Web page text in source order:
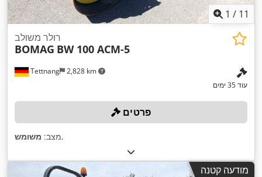
1 / 11
Tettnang 2,828 km
רולר משולב
BOMAG BW 100 ACM-5
עוד 35 ימים
פרטים
מצב: משומש ,
מודעה קטנה